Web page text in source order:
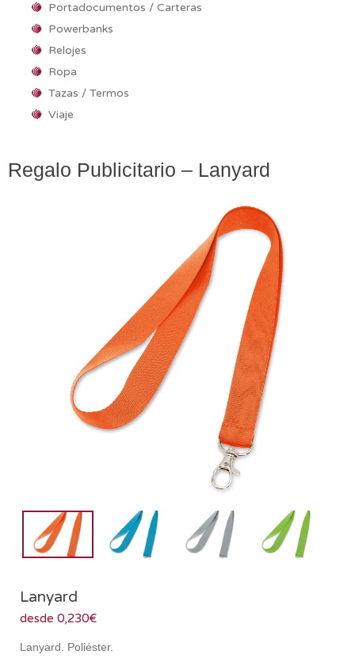
Portadocumentos / Carteras
Powerbanks
Relojes
Ropa
Tazas / Termos
Viaje
Regalo Publicitario – Lanyard
Lanyard
desde 0,230€
Lanyard. Poliéster.